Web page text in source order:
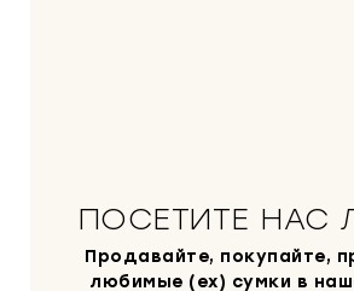
ПОСЕТИТЕ НАС
Продавайте, покупайте,
любимые (ex) сумки в